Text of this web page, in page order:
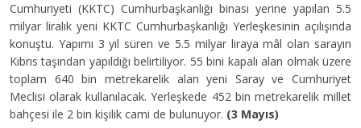
Cumhuriyeti (KKTC) Cumhurbaşkanlığı binası yerine yapılan 5.5
milyar liralık yeni KKTC Cumhurbaşkanlığı Yerleşkesinin açılışında
konuştu. Yapımı 3 yıl süren ve 5.5 milyar liraya mâl olan sarayın
Kıbrıs taşından yapıldığı belirtiliyor. 55 bini kapalı alan olmak üzere
toplam 640 bin metrekarelik alan yeni Saray ve Cumhuriyet
Meclisi olarak kullanılacak. Yerleşkede 452 bin metrekarelik millet
bahçesi ile 2 bin kişilik cami de bulunuyor. (3 Mayıs)